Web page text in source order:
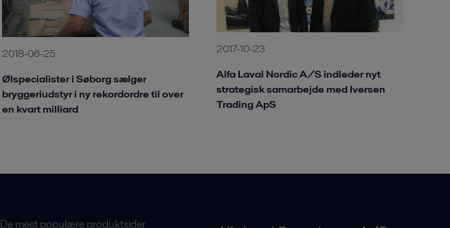
2018-06-25
Ølspecialister i Søborg sælger
bryggeriudstyr i ny rekordordre til over
en kvart milliard
2017-10-23
Alfa Laval Nordic A/S indleder nyt
strategisk samarbejde med Iversen
Trading ApS
De mest populære produktsider